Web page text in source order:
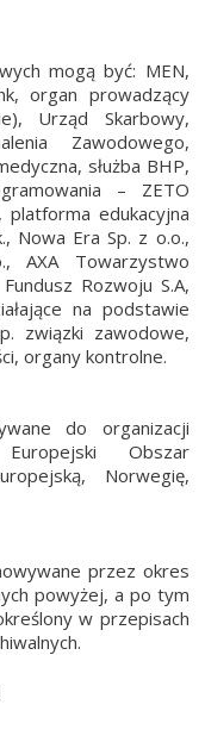
mogą być: MEN,
organ prowadzący
Urząd Skarbowy,
Zawodowego,
służba BHP,
– ZETO
platforma edukacyjna
Nowa Era Sp. z o.o.,
AXA Towarzystwo
Rozwoju S.A,
na podstawie
związki zawodowe,
organy kontrolne.
do organizacji
Obszar
Norwegię,
przez okres
powyżej, a po tym
w przepisach